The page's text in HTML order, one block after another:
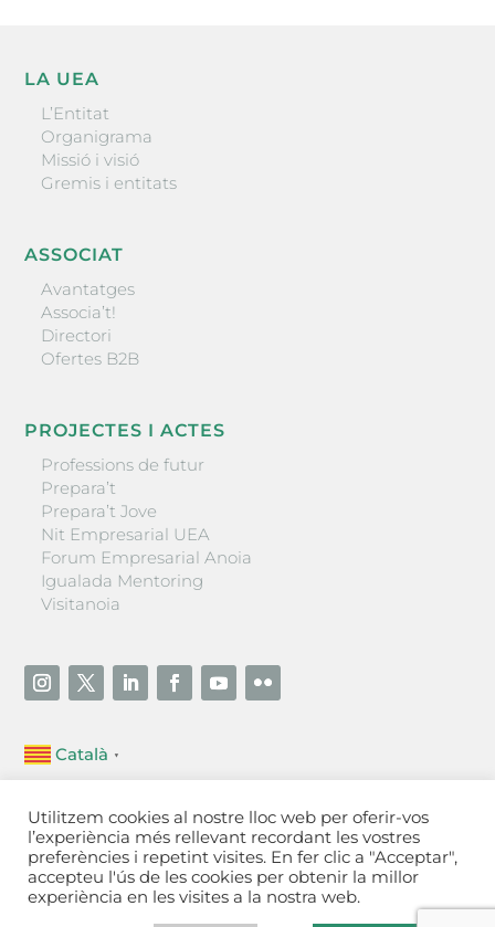
LA UEA
L’Entitat
Organigrama
Missió i visió
Gremis i entitats
ASSOCIAT
Avantatges
Associa’t!
Directori
Ofertes B2B
PROJECTES I ACTES
Professions de futur
Prepara’t
Prepara’t Jove
Nit Empresarial UEA
Forum Empresarial Anoia
Igualada Mentoring
Visitanoia
Català ▼
Unió Empresarial de l’Anoia (UEA)
Ctra. de Manresa, 131, 08700 – Igualada(Barcelona)
Tel 93 805 22 92
Contactar
Política
Utilitzem cookies al nostre lloc web per oferir-vos
l’experiència més rellevant recordant les vostres
preferències i repetint visites. En fer clic a "Acceptar",
accepteu l'ús de les cookies per obtenir la millor
experiència en les visites a la nostra web.